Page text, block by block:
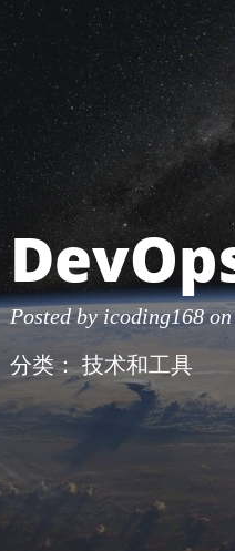
Posted byicoding168on
分类： 技术和工具